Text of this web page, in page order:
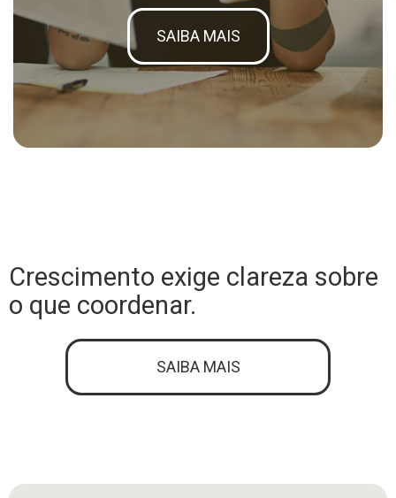
SAIBA MAIS
Crescimento exige clareza sobre
o que coordenar.
SAIBA MAIS